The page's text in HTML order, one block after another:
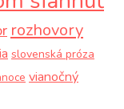
rozhovory
slovenská próza
vianočný